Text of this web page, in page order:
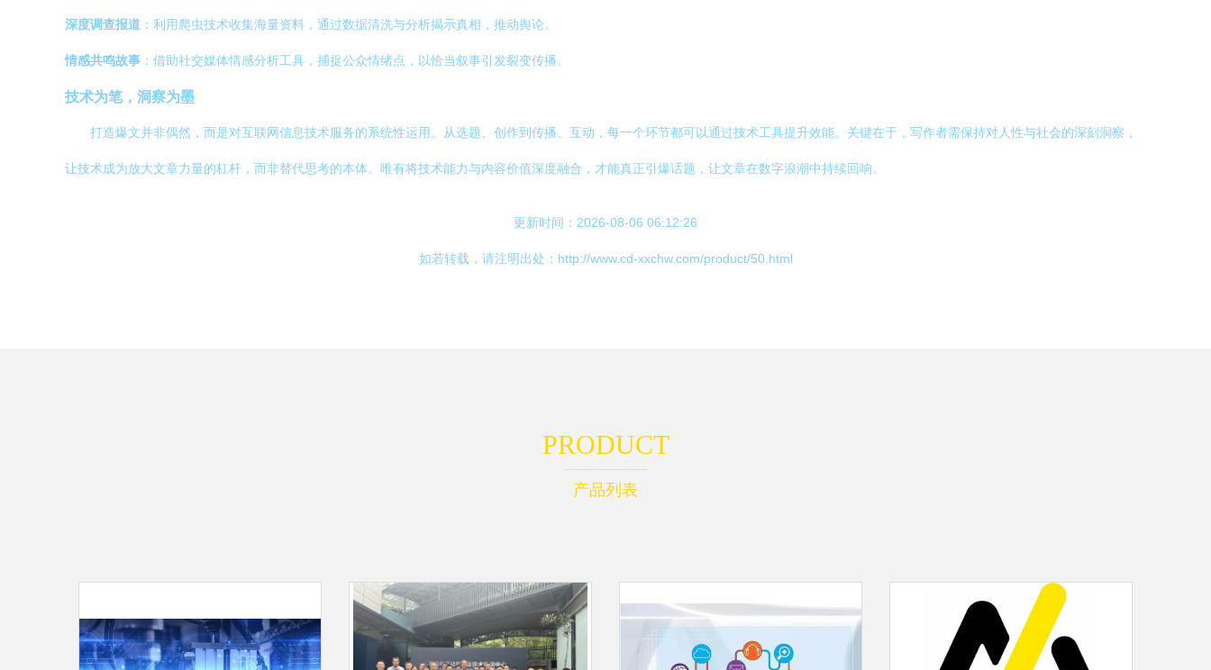
深度调查报道 ：利用爬虫技术收集海量资料，通过数据清洗与分析揭示真相，推动舆论。
情感共鸣故事 ：借助社交媒体情感分析工具，捕捉公众情绪点，以恰当叙事引发裂变传播。
技术为笔，洞察为墨
打造爆文并非偶然，而是对互联网信息技术服务的系统性运用。从选题、创作到传播、互动，每一个环节都可以通过技术工具提升效能。关键在于，写作者需保持对人性与社会的深刻洞察，
让技术成为放大文章力量的杠杆，而非替代思考的本体。唯有将技术能力与内容价值深度融合，才能真正引爆话题，让文章在数字浪潮中持续回响。
更新时间：2026-08-06 06:12:26
如若转载，请注明出处：http://www.cd-xxchw.com/product/50.html
PRODUCT
产品列表